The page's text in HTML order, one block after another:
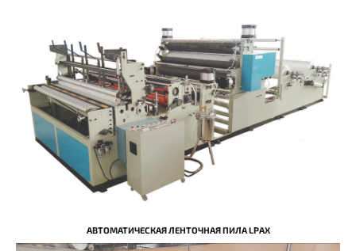
АВТОМАТИЧЕСКАЯ ЛЕНТОЧНАЯ ПИЛА LPAX